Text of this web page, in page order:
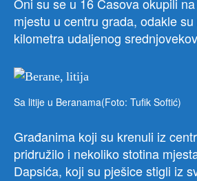
Oni su se u 16 Časova okupili
mjestu u centru grada, odakle
kilometra udaljenog
Sa litije u Beranama(Foto: Tufik Softić)
Građanima koji su krenuli iz
pridružilo i nekoliko stotina
Dapsića, koji su pješice stigli iz